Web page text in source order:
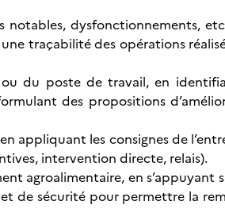
dysfonctionnements,
traçabilité des opérations
du poste de travail, en
des propositions
appliquant les consignes de
intervention directe, relais).
agroalimentaire, en s’appuyant
de sécurité pour permettre la